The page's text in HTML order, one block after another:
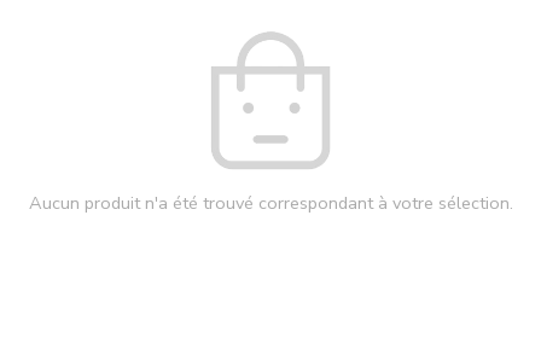
Aucun produit n'a été trouvé correspondant à votre sélection.